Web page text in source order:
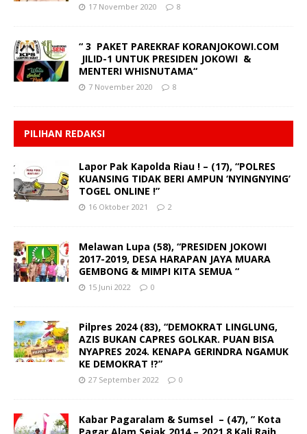
17 November 2020 8
“ 3 PAKET PAREKRAF KORANJOKOWI.COM
JILID-1 UNTUK PRESIDEN JOKOWI &
MENTERI WHISNUTAMA“
7 November 2020 8
PILIHAN REDAKSI
Lapor Pak Kapolda Riau ! – (17), “POLRES
KUANSING TIDAK BERI AMPUN ‘NYINGNYING’
TOGEL ONLINE !”
16 Oktober 2021 2
Melawan Lupa (58), “PRESIDEN JOKOWI
2017-2019, DESA HARAPAN JAYA MUARA
GEMBONG & MIMPI KITA SEMUA “
15 Juni 2022 0
Pilpres 2024 (83), “DEMOKRAT LINGLUNG,
AZIS BUKAN CAPRES GOLKAR. PUAN BISA
NYAPRES 2024. KENAPA GERINDRA NGAMUK
KE DEMOKRAT !?”
27 September 2022 0
Kabar Pagaralam & Sumsel – (47), ” Kota